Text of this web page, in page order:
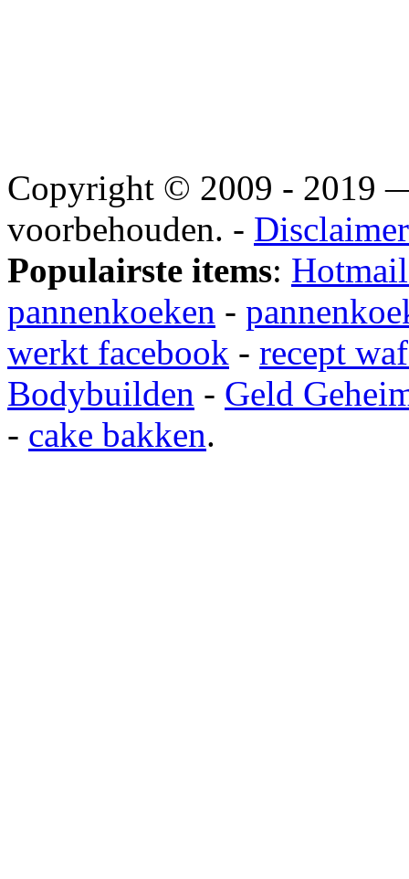
Copyright © 2009 - 2019
voorbehouden. - Disclaimer
Populairste items:
pannenkoeken -
werkt facebook - recept
Bodybuilden - Geld
- cake bakken.